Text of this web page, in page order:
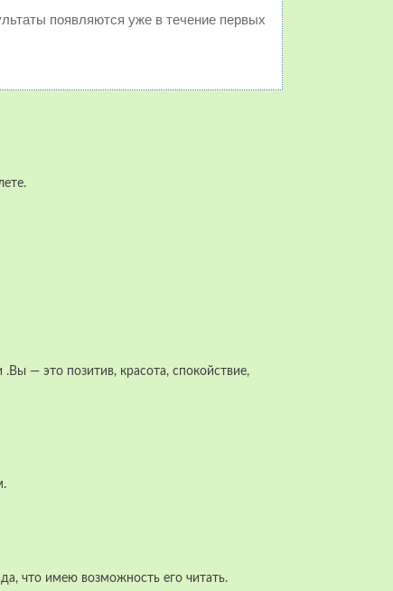
появляются уже в течение первых
— это позитив, красота, спокойствие,
что имею возможность его читать.